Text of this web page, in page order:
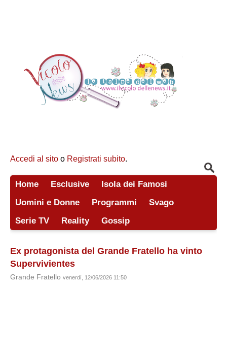
Accedi al sito o Registrati subito.
Home Esclusive
Isola dei Famosi
Uomini e Donne
Programmi
Svago
Serie TV
Reality Gossip
Ex protagonista del Grande Fratello ha vinto
Supervivientes
Grande Fratello venerdì, 12/06/2026 11:50